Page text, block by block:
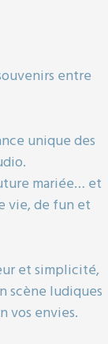
entre
unique des
mariée… et
vie, de fun et
et simplicité,
scène ludiques
vos envies.